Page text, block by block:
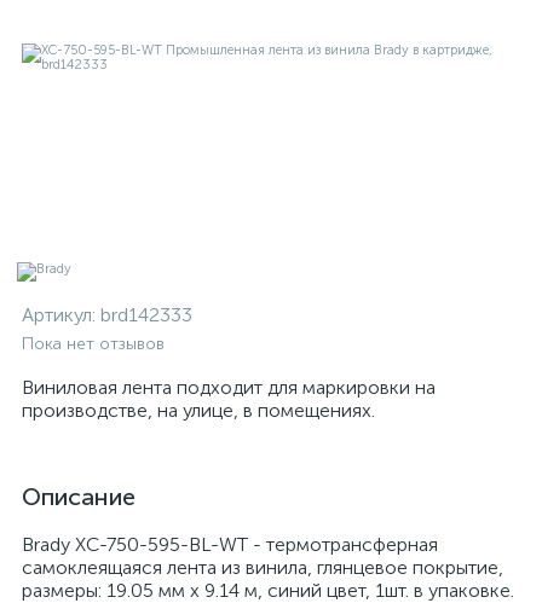
Артикул: brd142333
Пока нет отзывов
Виниловая лента подходит для маркировки на
производстве, на улице, в помещениях.
Описание
Brady XC-750-595-BL-WT - термотрансферная
самоклеящаяся лента из винила, глянцевое покрытие,
размеры: 19.05 мм х 9.14 м, синий цвет, 1шт. в упаковке.